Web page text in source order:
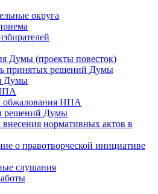
округа
Думы (проекты повесток)
принятых решений Думы
Думы
обжалования НПА
решений Думы
нормативных актов в
о правотворческой инициативе
слушания